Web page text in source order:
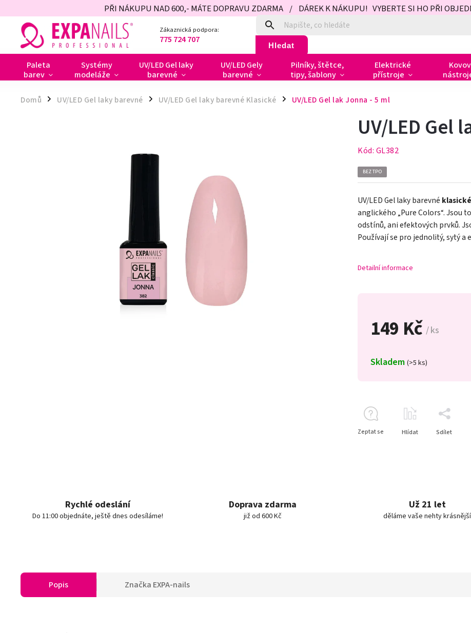
PŘI NÁKUPU NAD 600,- MÁTE DOPRAVU ZDARMA / DÁREK K NÁKUPU! VYBERTE SI HO PŘI
Zákaznická podpora:
775 724 707 Hledat
Paleta
barev
Systémy
modeláže
UV/LED Gel laky
barevné
UV/LED Gely
barevné
Pilníky, štětce,
tipy, šablony
Elektrické
přístroje
Domů / UV/LED Gel laky barevné / UV/LED Gel laky barevné Klasické / UV/LED Gel lak Jonna - 5 ml
149 Kč / ks
Skladem (>5 ks)
UV/LED Gel
Kód: GL382
BEZ TPO
UV/LED Gel laky barevné klasické
anglického „Pure Colors“. Jsou
odstínů, ani efektových prvků.
Používají se pro jednolitý, sytý a
Detailní informace
Zeptat se Hlídat Sdílet
Rychlé odeslání
Do 11:00 objednáte, ještě dnes odesíláme!
Doprava zdarma
již od 600 Kč
Už 21 let
děláme vaše nehty krásnější
Popis Značka EXPA-nails